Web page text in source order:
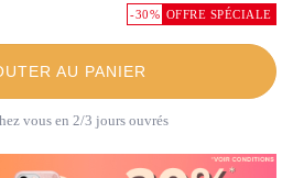
-30% OFFRE SPÉCIALE
AU PANIER
vous en 2/3 jours ouvrés